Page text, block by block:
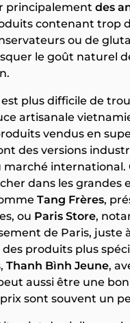
principalement des
contenant trop
ou de
le goût naturel
est plus difficile de
artisanale
vendus en
des versions
marché international.
dans les grandes
Tang Frères,
ou Paris Store,
de Paris, juste
des produits plus
Thanh Bình Jeune,
aussi être une
sont souvent un